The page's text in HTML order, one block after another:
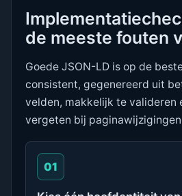
de meeste fouten
Goede JSON-LD is op de
consistent, gegenereerd uit
velden, makkelijk te valideren
vergeten bij
01